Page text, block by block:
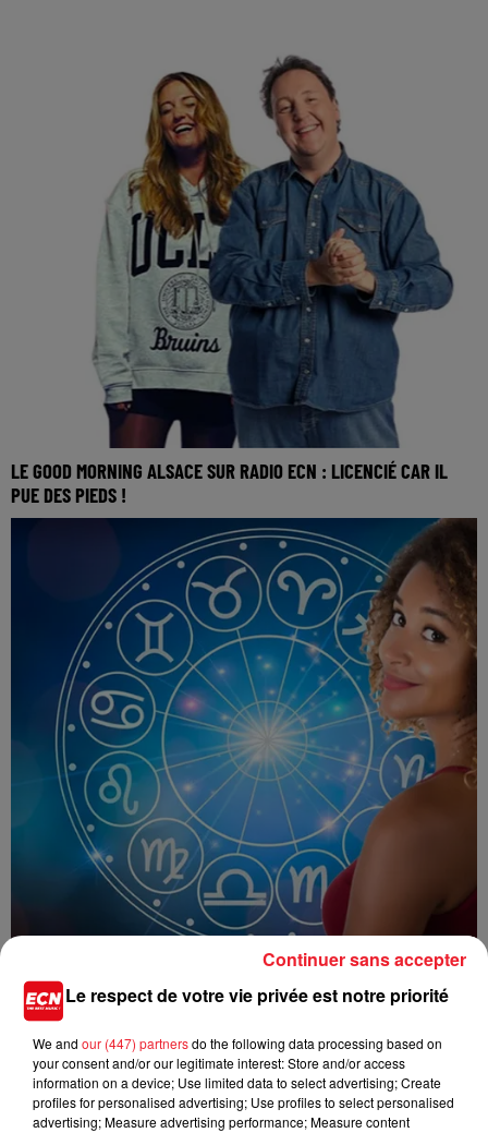
LE GOOD MORNING ALSACE SUR RADIO ECN : LICENCIÉ CAR IL
PUE DES PIEDS !
L'HOROSCOPE ALSACE DE RADIO ECN JEUDI 24 NOVEMBRE 2022
Le respect de votre vie privée est notre priorité
We and our (447) partnersdo the following data processing based on
your consent and/or our legitimate interest: Store and/or access
information on a device; Use limited data to select advertising; Create
profiles for personalised advertising; Use profiles to select personalised
advertising; Measure advertising performance; Measure content
Continuer sans accepter